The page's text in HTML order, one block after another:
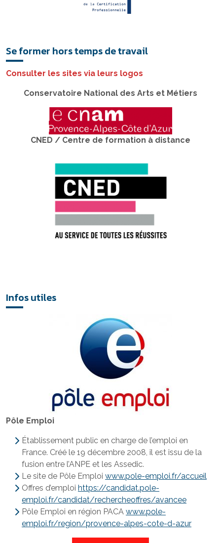
Se former hors temps de travail
Consulter les sites via leurs logos
Conservatoire National des Arts et Métiers
CNED / Centre de formation à distance
Infos utiles
Pôle Emploi
Établissement public en charge de l’emploi en
France. Créé le 19 décembre 2008, il est issu de la
fusion entre l’ANPE et les Assedic.
Le site de Pôle Emploi www.pole-emploi.fr/accueil
Offres d’emploi https://candidat.pole-
emploi.fr/candidat/rechercheoffres/avancee
Pôle Emploi en région PACA www.pole-
emploi.fr/region/provence-alpes-cote-d-azur